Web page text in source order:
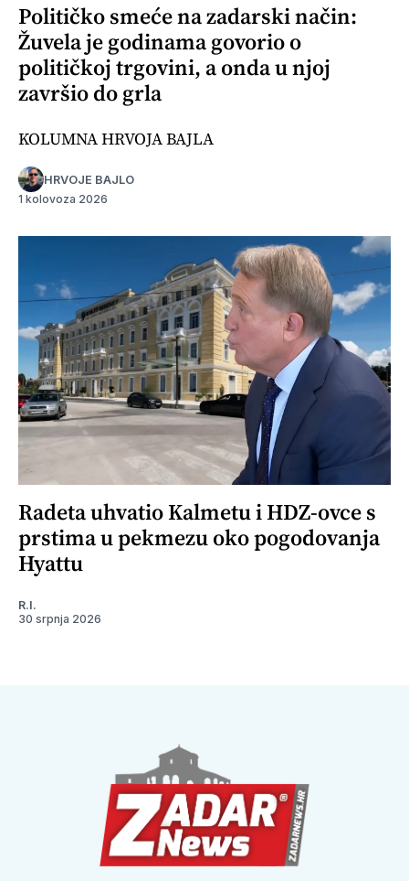
Političko smeće na zadarski način:
Žuvela je godinama govorio o
političkoj trgovini, a onda u njoj
završio do grla
KOLUMNA HRVOJA BAJLA
HRVOJE BAJLO
1 kolovoza 2026
Radeta uhvatio Kalmetu i HDZ-ovce s
prstima u pekmezu oko pogodovanja
Hyattu
R.I.
30 srpnja 2026